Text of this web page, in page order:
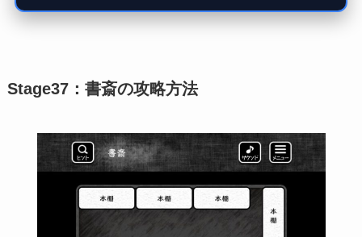
Stage37：書斎の攻略方法